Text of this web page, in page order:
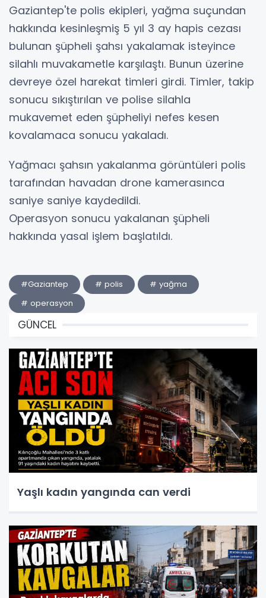
Gaziantep'te polis ekipleri, yağma suçundan
hakkında kesinleşmiş 5 yıl 3 ay hapis cezası
bulunan şüpheli şahsı yakalamak isteyince
silahlı muvakametle karşılaştı. Bunun üzerine
devreye özel harekat timleri girdi. Timler, takip
sonucu sıkıştırılan ve polise silahla
mukavemet eden şüpheliyi nefes kesen
kovalamaca sonucu yakaladı.
Yağmacı şahsın yakalanma görüntüleri polis
tarafından havadan drone kamerasınca
saniye saniye kaydedildi.
Operasyon sonucu yakalanan şüpheli
hakkında yasal işlem başlatıldı.
#Gaziantep # polis
# yağma
# operasyon
GÜNCEL
Yaşlı kadın yangında can verdi